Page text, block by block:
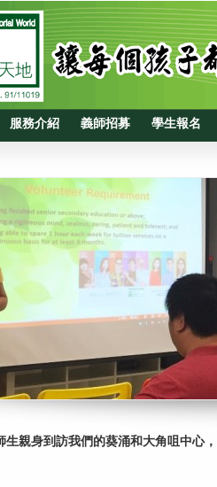
服務介紹 義師招募 學生報名
生親身到訪我們的葵涌和大角咀中心